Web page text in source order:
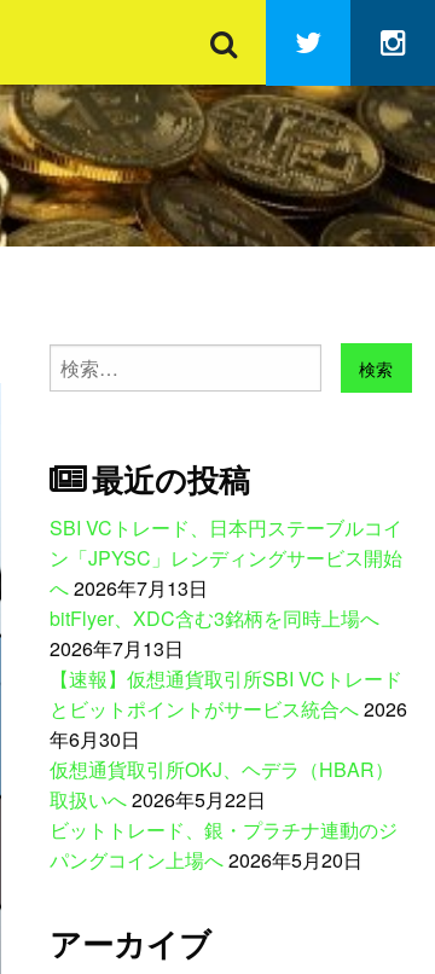
Twitter
検
索:
最近の投稿
SBI VCトレード、日本円ステーブルコイ
ン「JPYSC」レンディングサービス開始
へ2026年7月13日
bitFlyer、XDC含む3銘柄を同時上場へ
2026年7月13日
【速報】仮想通貨取引所SBI VCトレード
とビットポイントがサービス統合へ2026
年6月30日
仮想通貨取引所OKJ、ヘデラ（HBAR）
取扱いへ2026年5月22日
ビットトレード、銀・プラチナ連動のジ
パングコイン上場へ2026年5月20日
アーカイブ